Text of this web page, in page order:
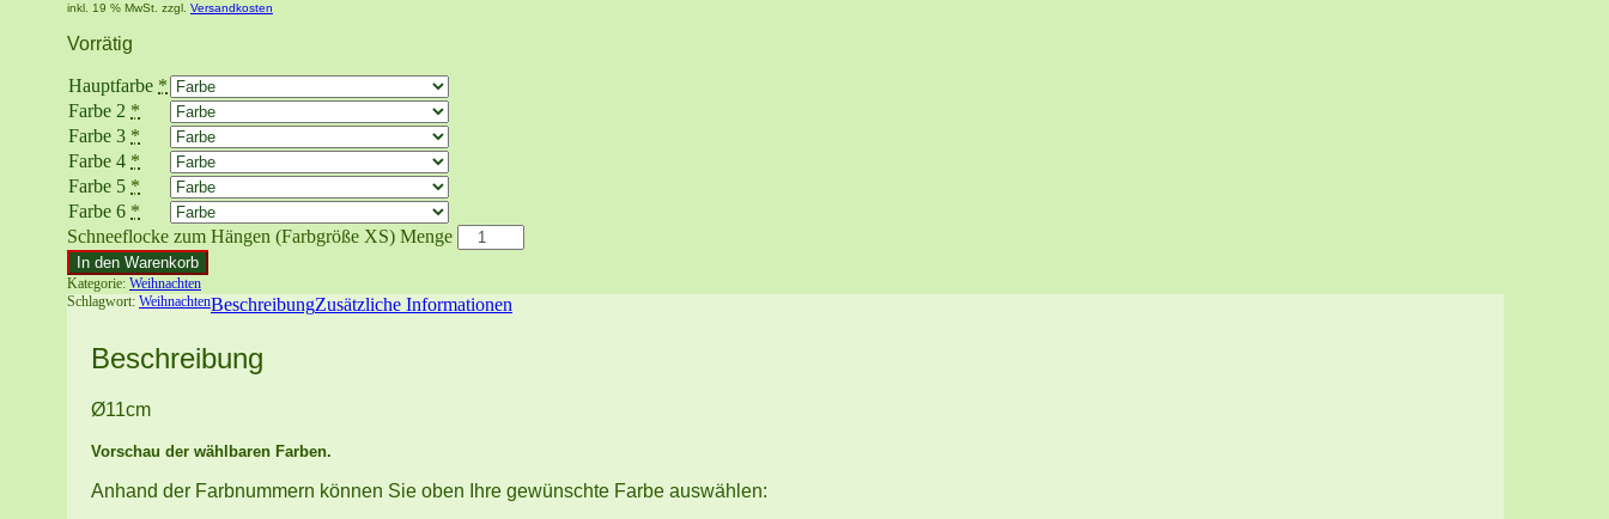
inkl. 19 % MwSt. zzgl. Versandkosten
Vorrätig
Hauptfarbe *
Farbe 2 *
Farbe 3 *
Farbe 4 *
Farbe 5 *
Farbe 6 *
Schneeflocke zum Hängen (Farbgröße XS) Menge
In den Warenkorb
Kategorie: Weihnachten
Schlagwort: WeihnachtenBeschreibungZusätzliche Informationen
Beschreibung
Ø11cm
Vorschau der wählbaren Farben.
Anhand der Farbnummern können Sie oben Ihre gewünschte Farbe auswählen: